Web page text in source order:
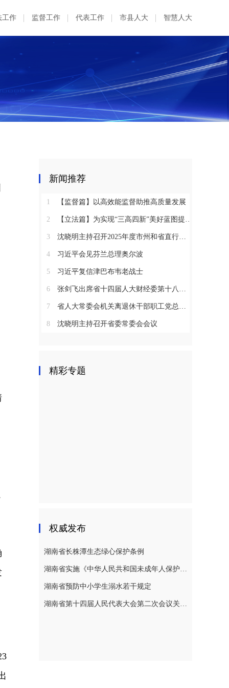
工作 监督工作 代表工作 市县人大 智慧人大
新闻推荐
1 【监督篇】以高效能监督助推高质量发展
2 【立法篇】为实现“三高四新”美好蓝图提供坚实法治保障
3 沈晓明主持召开2025年度市州和省直行业系统党（工）委书记抓基层党建工作述职评议会议
4 习近平会见芬兰总理奥尔波
5 习近平复信津巴布韦老战士
6 张剑飞出席省十四届人大财经委第十八次全体会议
7 省人大常委会机关离退休干部职工党总支召开2025年度总结表彰大会
8 沈晓明主持召开省委常委会会议
精彩专题
权威发布
湖南省长株潭生态绿心保护条例
湖南省实施《中华人民共和国未成年人保护法》若干规定
湖南省预防中小学生溺水若干规定
湖南省第十四届人民代表大会第二次会议关于湖南省人民代表大会常务委员会工作报告的决议